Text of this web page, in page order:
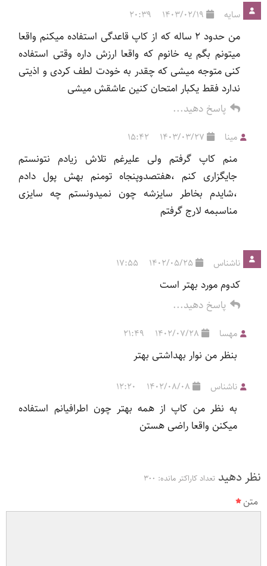
سایه 1403/02/19
20:39
من حدود ۲ ساله که از کاپ قاعدگی استفاده میکنم واقعا
میتونم بگم یه خانوم که واقعا ارزش داره وقتی استفاده
کنی متوجه میشی که چقدر به خودت لطف کردی و اذیتی
ندارد فقط یکبار امتحان کنین عاشقش میشی
پاسخ دهید...
مینا 1403/03/27
15:42
منم کاپ گرفتم ولی علیرغم تلاش زیادم نتونستم
جایگزاری کنم ،هفتصدوپنجاه تومنم بهش پول دادم
،شایدم بخاطر سایزشه چون نمیدونستم چه سایزی
مناسبمه لارج گرفتم
ناشناس 1402/05/25
17:55
کدوم مورد بهتر است
پاسخ دهید...
مهسا 1402/07/28
21:49
بنظر من نوار بهداشتی بهتر
ناشناس 1402/08/08
12:20
به نظر من کاپ از همه بهتر چون اطرافیانم استفاده
میکنن واقعا راضی هستن
نظر دهید تعداد کاراکتر مانده: 300
متن